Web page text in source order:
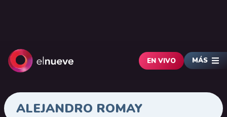
EN VIVO MÁS
ALEJANDRO ROMAY